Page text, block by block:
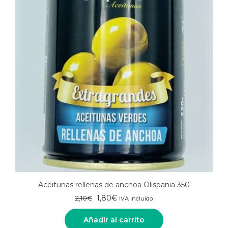
Aceitunas rellenas de anchoa Olispania 350
2,10€ El
precio
original
1,80€El
precio
actual
IVA Incluido
Añadir al carrito